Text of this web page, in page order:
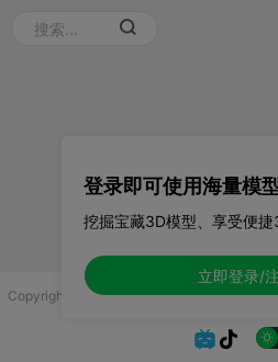
Copyright © 2025 无锡控博科技有限公司 版
 
登录即可使用海量模
挖掘宝藏3D模型、享受便捷
立即登录/